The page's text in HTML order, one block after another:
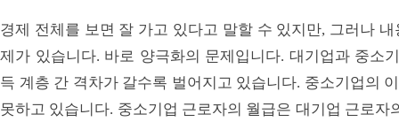
경제 전체를 보면 잘 가고 있다고 말할 수 있지만, 그러나
제가 있습니다. 바로 양극화의 문제입니다. 대기업과 중소
득 계층 간 격차가 갈수록 벌어지고 있습니다. 중소기업의
못하고 있습니다. 중소기업 근로자의 월급은 대기업 근로자